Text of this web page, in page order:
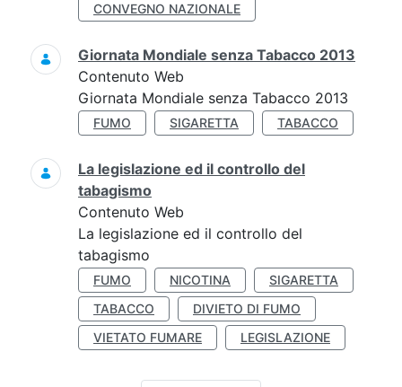
CONVEGNO NAZIONALE
Giornata Mondiale senza Tabacco 2013
Contenuto Web
Giornata Mondiale senza Tabacco 2013
FUMO SIGARETTA TABACCO
La legislazione ed il controllo del
tabagismo
Contenuto Web
La legislazione ed il controllo del
tabagismo
FUMO NICOTINA
SIGARETTA
TABACCO
DIVIETO DI FUMO
VIETATO FUMARE
LEGISLAZIONE